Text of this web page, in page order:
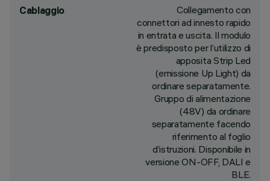
Cablaggio
Collegamento con
connettori ad innesto rapido
in entrata e uscita. Il modulo
è predisposto per l’utilizzo di
apposita Strip Led
(emissione Up Light) da
ordinare separatamente.
Gruppo di alimentazione
(48V) da ordinare
separatamente facendo
riferimento al foglio
d’istruzioni. Disponibile in
versione ON-OFF, DALI e
BLE.